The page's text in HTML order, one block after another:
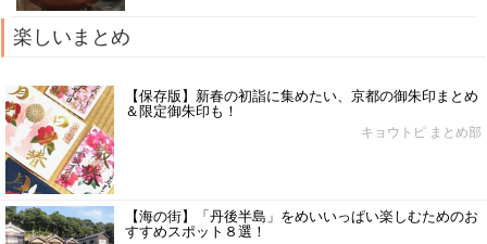
楽しいまとめ
【保存版】新春の初詣に集めたい、京都の御朱印まとめ
＆限定御朱印も！
キョウトピ まとめ部
【海の街】「丹後半島」をめいいっぱい楽しむためのお
すすめスポット８選！